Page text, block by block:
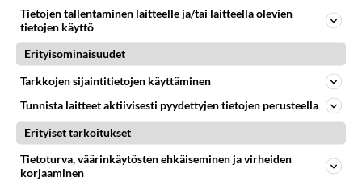
Zezibelle ”Belle” etsii toistamiseen rakkautta tv-realityssä.
LUETUIMMAT
elävä Satu sai jättimäisen
rahasalkun Henry-
miljonääriltä
Tiesitkö? Martina Aitolehden
Tietojen tallentaminen laitteelle ja/tai laitteella olevien
tietojen käyttö
Erityisominaisuudet
Tarkkojen sijaintitietojen käyttäminen
Tunnista laitteet aktiivisesti pyydettyjen tietojen perusteella
Erityiset tarkoitukset
Tietoturva, väärinkäytösten ehkäiseminen ja virheiden
korjaaminen